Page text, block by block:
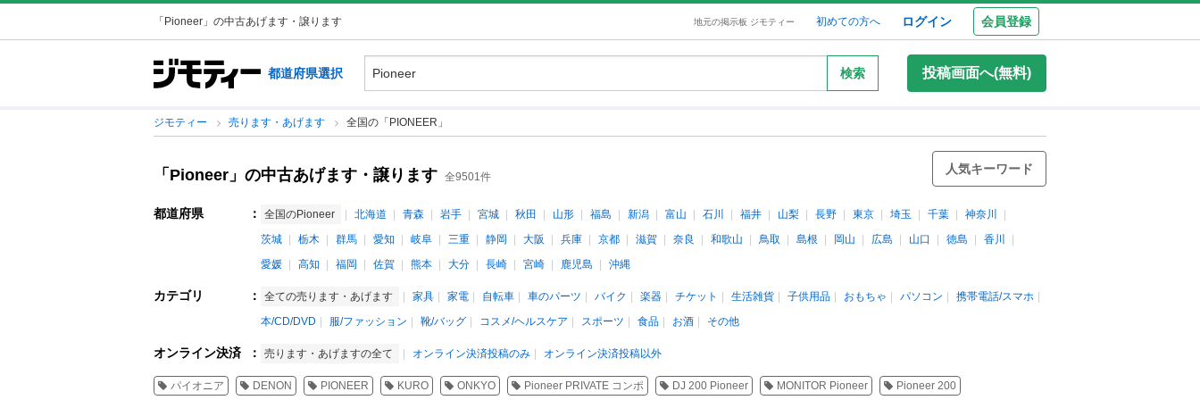
「Pioneer」の中古あげます・譲ります 地元の掲示板 ジモティー 初めての方へ ログイン 会員登録
都道府県選択 検索 投稿画面へ(無料)
ジモティー 売ります・あげます 全国の「PIONEER」
「Pioneer」の中古あげます・譲ります 全9501件
人気キーワード
都道府県 ： 全国のPioneer 北海道 青森 岩手 宮城 秋田 山形 福島 新潟 富山 石川 福井 山梨 長野 東京 埼玉 千葉
神奈川
茨城
栃木 群馬 愛知 岐阜 三重 静岡 大阪 兵庫 京都 滋賀 奈良 和歌山 鳥取 島根 岡山 広島 山口 徳島
香川
愛媛
高知 福岡 佐賀 熊本 大分 長崎 宮崎 鹿児島 沖縄
カテゴリ ： 全ての売ります・あげます 家具 家電 自転車 車のパーツ バイク 楽器 チケット 生活雑貨 子供用品 おもちゃ パソコン
携帯電話/スマホ
本/CD/DVD
服/ファッション 靴/バッグ コスメ/ヘルスケア スポーツ 食品 お酒 その他
オンライン決済 ： 売ります・あげますの全て オンライン決済投稿のみ オンライン決済投稿以外
パイオニア DENON PIONEER KURO ONKYO Pioneer PRIVATE コンポ DJ 200 Pioneer MONITOR Pioneer Pioneer 200